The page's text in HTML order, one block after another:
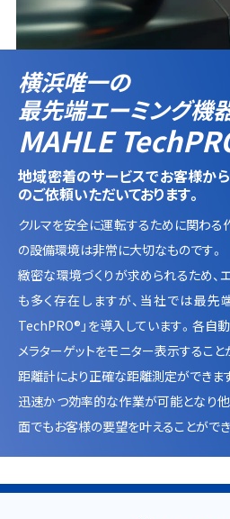
横浜唯一の
最先端エーミング機
MAHLE
地域密着のサービスでお客様から
のご依頼いただいております。
クルマを安全に運転するために関わる
の設備環境は非常に大切なものです。
緻密な環境づくりが求められるため、
も多く存在しますが、当社では最先
TechPRO®」を導入しています。各自
メラターゲットをモニター表示するこ
距離計により正確な距離測定ができま
迅速かつ効率的な作業が可能となり
面でもお客様の要望を叶えることができ